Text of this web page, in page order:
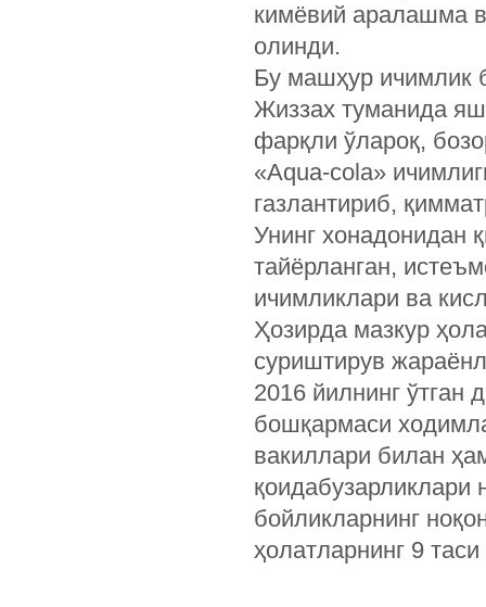
кимёвий аралашма
олинди.
Бу машҳур ичимлик
Жиззах туманида
фарқли ўлароқ,
«Aqua-cola»
газлантириб,
Унинг хонадонидан
тайёрланган,
ичимликлари ва
Ҳозирда мазкур
суриштирув
2016 йилнинг
бошқармаси
вакиллари билан
бойликларнинг
ҳолатларнинг 9